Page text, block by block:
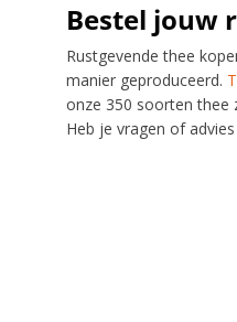
Bestel jouw
Rustgevende thee
manier geproduceerd.
onze 350 soorten thee
Heb je vragen of